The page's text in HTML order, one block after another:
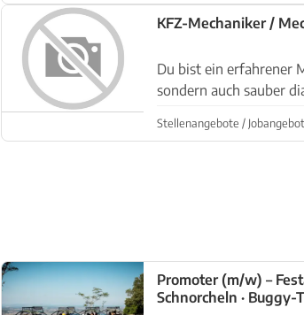
KFZ-Mechaniker /
Du bist ein erfahrener
sondern auch sauber diagnostizieren? Du kennst
Stellenangebote /
Promoter (m/w) –